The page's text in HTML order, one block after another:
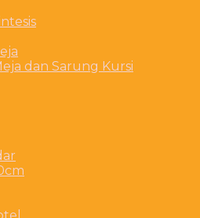
dan Sarung Kursi